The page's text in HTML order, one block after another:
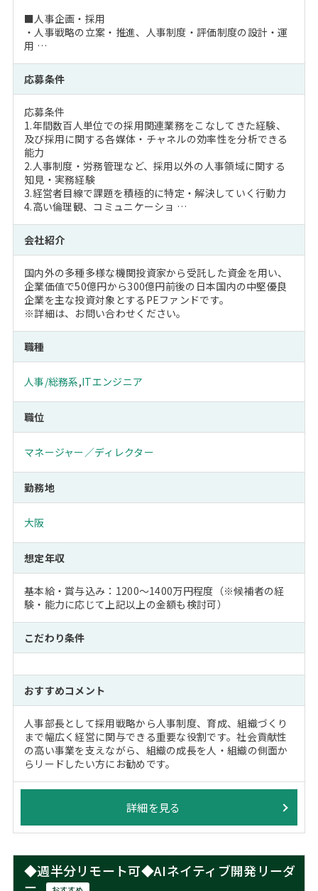
■人事企画・採用
・人事戦略の立案・推進、人事制度・評価制度の設計・運
用 …
応募条件
応募条件
1.年間数百人単位での採用関連業務をこなしてきた経験、
及び採用に関する各媒体・チャネルの効率性を分析できる
能力
2.人事制度・労務管理など、採用以外の人事領域に関する
知見・実務経験
3.経営者目線で課題を積極的に特定・解決していく行動力
4.高い倫理観、コミュニケーショ …
会社紹介
国内外の多種多様な機関投資家から受託した資金を用い、
企業価値で50億円から300億円前後の日本国内の中堅優良
企業を主な投資対象とするPEファンドです。
※詳細は、お問い合わせください。
職種
人事/総務系,ITエンジニア
職位
マネージャー／ディレクター
勤務地
大阪
想定年収
基本給・賞与込み：1200～1400万円程度（※候補者の経
験・能力に応じて上記以上の金額も検討可）
こだわり条件
おすすめコメント
人事部長として採用戦略から人事制度、育成、組織づくり
まで幅広く経営に関与できる重要な役割です。社会貢献性
の高い事業を支えながら、組織の成長を人・組織の側面か
らリードしたい方にお勧めです。
詳細を見る
◆週半分リモート可◆AIネイティブ開発リーダ
ー